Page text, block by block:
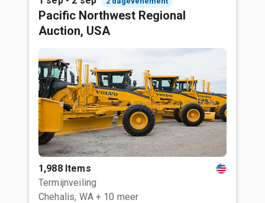
Pacific Northwest Regional
Auction, USA
1,988 Items
Termijnveiling
Chehalis, WA + 10 meer